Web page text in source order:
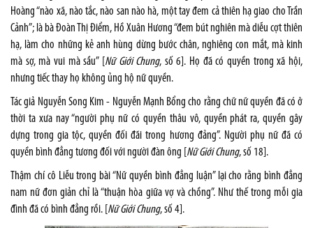
Hoàng “nào xã, nào tắc, nào san nào hà, một tay đem cả thiên hạ giao cho Trần
Cảnh”; là bà Đoàn Thị Điểm, Hồ Xuân Hương “đem bút nghiên mà diễu cợt thiên
hạ, làm cho những kẻ anh hùng dừng bước chân, nghiêng con mắt, mà kinh
mà sợ, mà vui mà sầu” [ Nữ Giới Chung, số 6]. Họ đã có quyền trong xã hội,
nhưng tiếc thay họ không ủng hộ nữ quyền.
Tác giả Nguyễn Song Kim - Nguyễn Mạnh Bổng cho rằng chữ nữ quyền đã có ở
thời ta xưa nay “người phụ nữ có quyền thâu vô, quyền phát ra, quyền gây
dựng trong gia tộc, quyền đối đãi trong hương đảng”. Người phụ nữ đã có
quyền bình đẳng tương đối với người đàn ông [ Nữ Giới Chung, số 18].
Thậm chí cô Liễu trong bài “Nữ quyền bình đẳng luận” lại cho rằng bình đẳng
nam nữ đơn giản chỉ là “thuận hòa giữa vợ và chồng”. Như thế trong mỗi gia
đình đã có bình đẳng rồi. [ Nữ Giới Chung, số 4].